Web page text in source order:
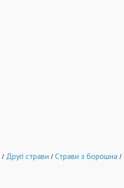
/ Другі страви / Страви з борошна /